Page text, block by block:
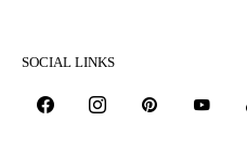
SOCIAL LINKS